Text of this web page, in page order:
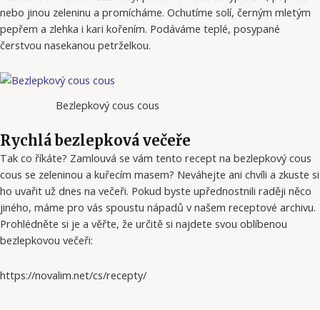
nebo jinou zeleninu a promícháme. Ochutíme solí, černým mletým
pepřem a zlehka i kari kořením. Podáváme teplé, posypané
čerstvou nasekanou petrželkou.
Bezlepkový cous cous
Rychlá bezlepková večeře
Tak co říkáte? Zamlouvá se vám tento recept na bezlepkový cous
cous se zeleninou a kuřecím masem? Neváhejte ani chvíli a zkuste si
ho uvařit už dnes na večeři. Pokud byste upřednostnili raději něco
jiného, ​​máme pro vás spoustu nápadů v našem receptové archivu.
Prohlédněte si je a věřte, že určitě si najdete svou oblíbenou
bezlepkovou večeři:
https://novalim.net/cs/recepty/